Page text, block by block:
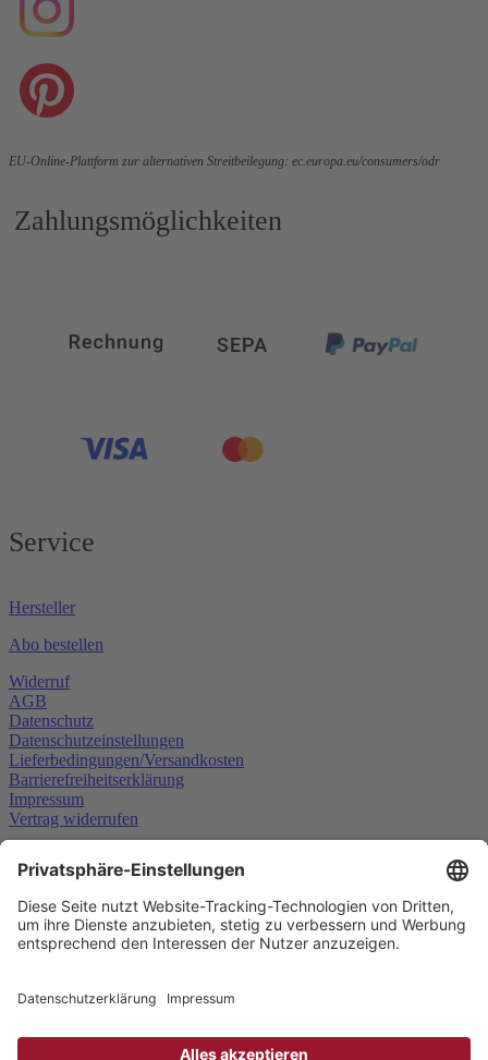
EU-Online-Plattform zur alternativen Streitbeilegung: ec.europa.eu/consumers/odr
Zahlungsmöglichkeiten
Service
Hersteller
Abo bestellen
Widerruf
AGB
Datenschutz
Datenschutzeinstellungen
Lieferbedingungen/Versandkosten
Barrierefreiheitserklärung
Impressum
Vertrag widerrufen
Schließen
Warenkorb gelegt